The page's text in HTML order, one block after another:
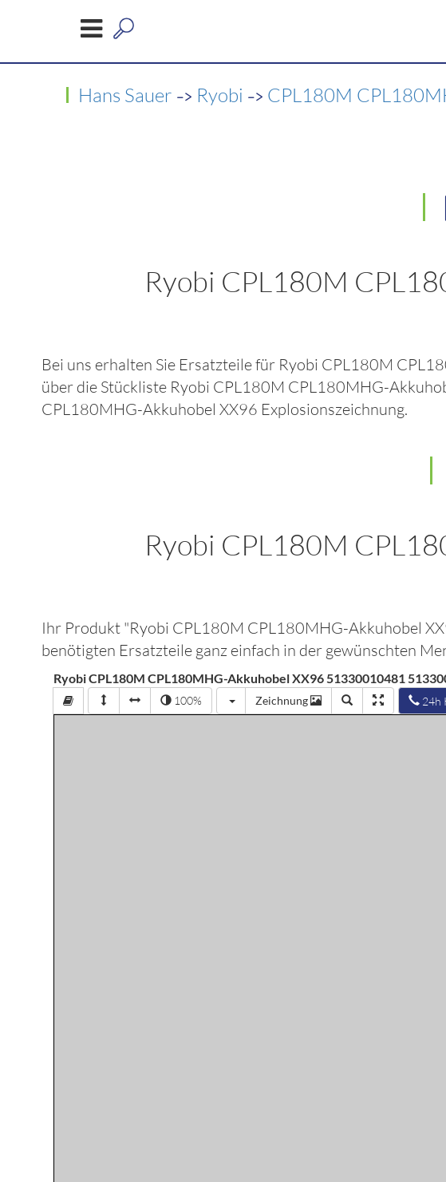
Hans Sauer -> Ryobi -> CPL180M
Ryobi CPL180M
Bei uns erhalten Sie Ersatzteile für Ryobi CPL180M
über die Stückliste Ryobi CPL180M CPL180MHG-
CPL180MHG-Akkuhobel XX96 Explosionszeichnung.
Ryobi CPL180M
Ihr Produkt "Ryobi CPL180M CPL180MHG-Akkuhobel
benötigten Ersatzteile ganz einfach in der gewünschten
Ryobi CPL180M CPL180MHG-Akkuhobel XX96 51330010481
100% Zeichnung 24h